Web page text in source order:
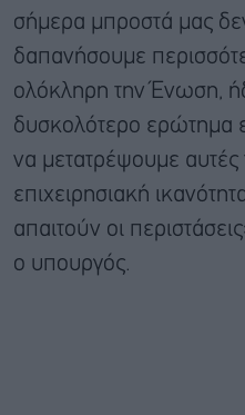
σήμερα μπροστά μας
δαπανήσουμε
ολόκληρη την Ένωση,
δυσκολότερο ερώτημα
να μετατρέψουμε αυτές
επιχειρησιακή
απαιτούν οι
ο υπουργός.